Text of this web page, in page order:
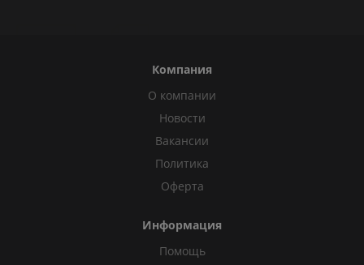
Компания
О компании
Новости
Вакансии
Политика
Оферта
Информация
Помощь